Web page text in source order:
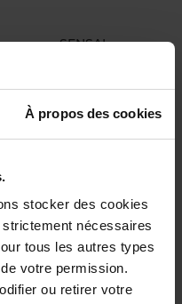
À propos des cookies
stocker des cookies
nécessaires
tous les autres types
votre permission.
ou retirer votre
SENSAI